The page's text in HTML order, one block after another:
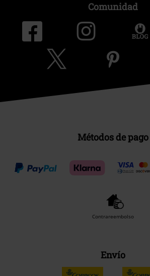
Comunidad
Métodos de pago
Contrareembolso
Envío